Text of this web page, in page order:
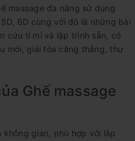
massage đa năng sử dụng
6D cùng với đó là những bài
cứu tỉ mỉ và lập trình sẵn, có
mỏi, giải tỏa căng thẳng, thư
Ghế massage
gian, phù hợp với lắp